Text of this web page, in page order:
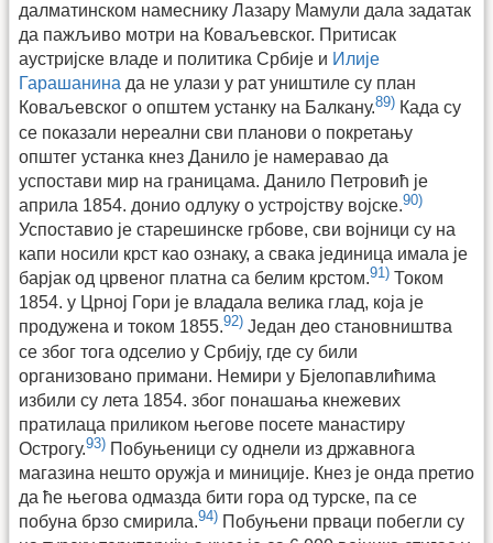
далматинском намеснику Лазару Мамули дала задатак
да пажљиво мотри на Коваљевског. Притисак
аустријске владе и политика Србије и Илије
Гарашанина да не улази у рат уништиле су план
Коваљевског о општем устанку на Балкану.89) Када су
се показали нереални сви планови о покретању
општег устанка кнез Данило је намеравао да
успостави мир на границама. Данило Петровић је
априла 1854. донио одлуку о устројству војске.90)
Успоставио је старешинске грбове, сви војници су на
капи носили крст као ознаку, а свака јединица имала је
барјак од црвеног платна са белим крстом.91) Током
1854. у Црној Гори је владала велика глад, која је
продужена и током 1855.92) Један део становништва
се због тога одселио у Србију, где су били
организовано примани. Немири у Бјелопавлићима
избили су лета 1854. због понашања кнежевих
пратилаца приликом његове посете манастиру
Острогу.93) Побуњеници су однели из државнога
магазина нешто оружја и миниције. Кнез је онда претио
да ће његова одмазда бити гора од турске, па се
побуна брзо смирила.94) Побуњени прваци побегли су